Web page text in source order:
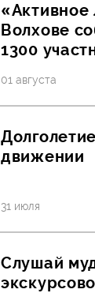
«Активное
Волхове
1300
01 августа
движении
31 июля
Слушай